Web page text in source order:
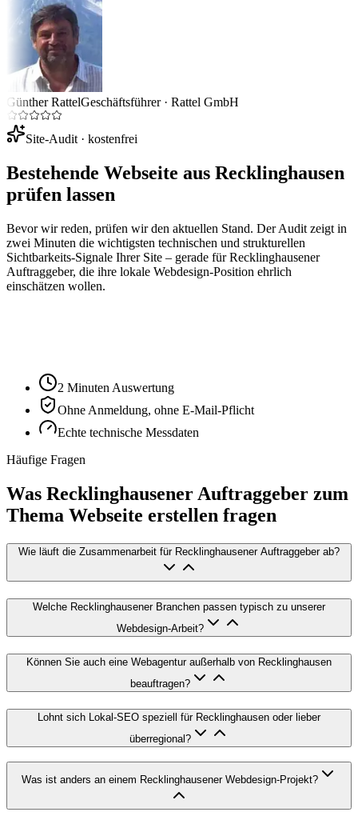
Günther RattelGeschäftsführer· Rattel GmbH
Site-Audit · kostenfrei
Bestehende Webseite aus Recklinghausen
prüfen lassen
Bevor wir reden, prüfen wir den aktuellen Stand. Der Audit zeigt in
zwei Minuten die wichtigsten technischen und strukturellen
Sichtbarkeits-Signale Ihrer Site – gerade für Recklinghausener
Auftraggeber, die ihre lokale Webdesign-Position ehrlich
einschätzen wollen.
2 Minuten Auswertung
Ohne Anmeldung, ohne E-Mail-Pflicht
Echte technische Messdaten
Häufige Fragen
Was Recklinghausener Auftraggeber zum
Thema Webseite erstellen fragen
Wie läuft die Zusammenarbeit für Recklinghausener Auftraggeber ab?
Welche Recklinghausener Branchen passen typisch zu unserer
Webdesign-Arbeit?
Können Sie auch eine Webagentur außerhalb von Recklinghausen
beauftragen?
Lohnt sich Lokal-SEO speziell für Recklinghausen oder lieber
überregional?
Was ist anders an einem Recklinghausener Webdesign-Projekt?